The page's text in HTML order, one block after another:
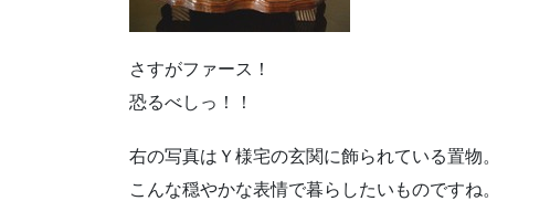
さすがファース！
恐るべしっ！！
右の写真はＹ様宅の玄関に飾られている置物。
こんな穏やかな表情で暮らしたいものですね。